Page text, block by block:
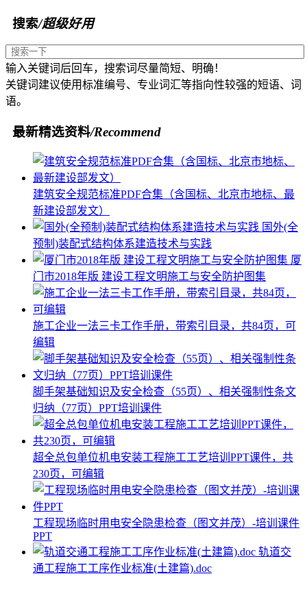
搜索/超级好用
输入关键词后回车，搜索词尽量简短、明确！
关键词建议使用标准编号、专业词汇等指向性较强的短语、词
语。
最新精选资料/Recommend
建筑安全规范标准PDF合集（含国标、北京市地标、最
新建设部发文）
国外(全
预制)装配式结构体系建造技术与实践
厦
门市2018年版 建设工程文明施工与安全防护图集
施工企业一法三卡工作手册，带索引目录，共84页，可
编辑
脚手架基础知识及安全检查（55页）、相关强制性条文
归纳（77页）PPT培训课件
超全总包单位机电安装工程施工工艺培训PPT课件，共
230页，可编辑
工程现场临时用电安全隐患检查（图文并茂）-培训课件
PPT
轨道交
通工程施工工序作业标准(土建篇).doc